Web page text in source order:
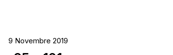
9 Novembre 2019